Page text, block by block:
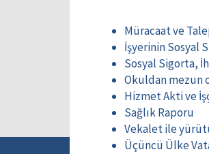
Müracaat ve
İşyerinin Sosyal
Sosyal Sigorta,
Okuldan mezun
Hizmet Akti ve
Sağlık Raporu
Vekalet ile
Üçüncü Ülke